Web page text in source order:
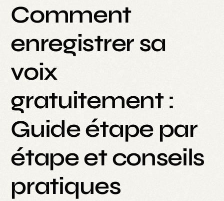
Comment
enregistrer sa
voix
gratuitement :
Guide étape par
étape et conseils
pratiques